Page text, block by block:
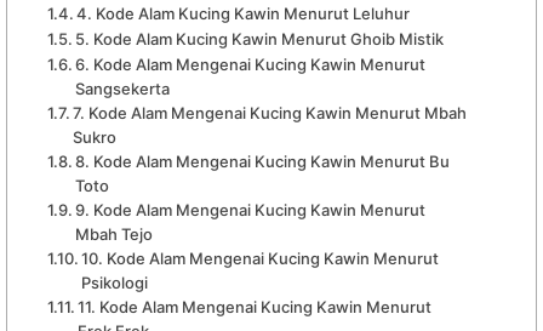
4. Kode Alam Kucing Kawin Menurut Leluhur
5. Kode Alam Kucing Kawin Menurut Ghoib Mistik
6. Kode Alam Mengenai Kucing Kawin Menurut
Sangsekerta
7. Kode Alam Mengenai Kucing Kawin Menurut Mbah
Sukro
8. Kode Alam Mengenai Kucing Kawin Menurut Bu
Toto
9. Kode Alam Mengenai Kucing Kawin Menurut
Mbah Tejo
10. Kode Alam Mengenai Kucing Kawin Menurut
Psikologi
11. Kode Alam Mengenai Kucing Kawin Menurut